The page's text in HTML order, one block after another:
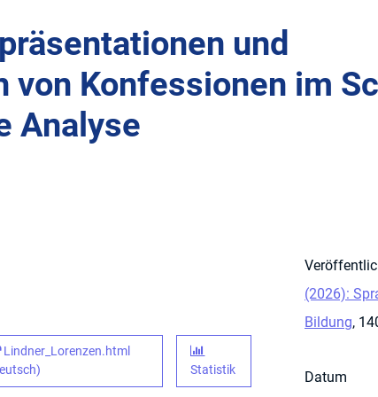
und
von Konfessionen im
Analyse
Lindner_Lorenzen.html
Statistik
(2026):
Bildung,
Datum